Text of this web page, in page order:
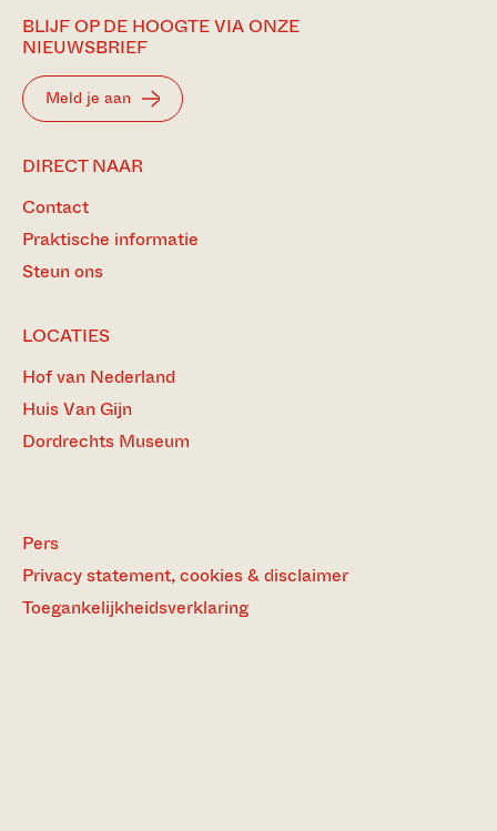
BLIJF OP DE HOOGTE VIA ONZE
NIEUWSBRIEF
Meld je aan
DIRECT NAAR
Contact
Praktische informatie
Steun ons
LOCATIES
Hof van Nederland
Huis Van Gijn
Dordrechts Museum
Pers
Privacy statement, cookies & disclaimer
Toegankelijkheidsverklaring